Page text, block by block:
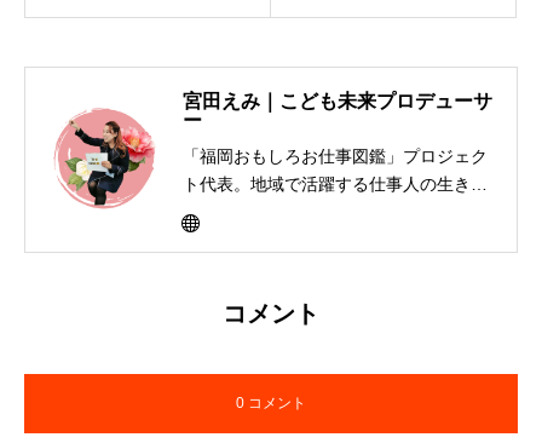
宮田えみ｜こども未来プロデューサ
ー
「福岡おもしろお仕事図鑑」プロジェク
ト代表。地域で活躍する仕事人の生き方
を子どもたちに届けるキャリア教育活動
コメント
0 コメント